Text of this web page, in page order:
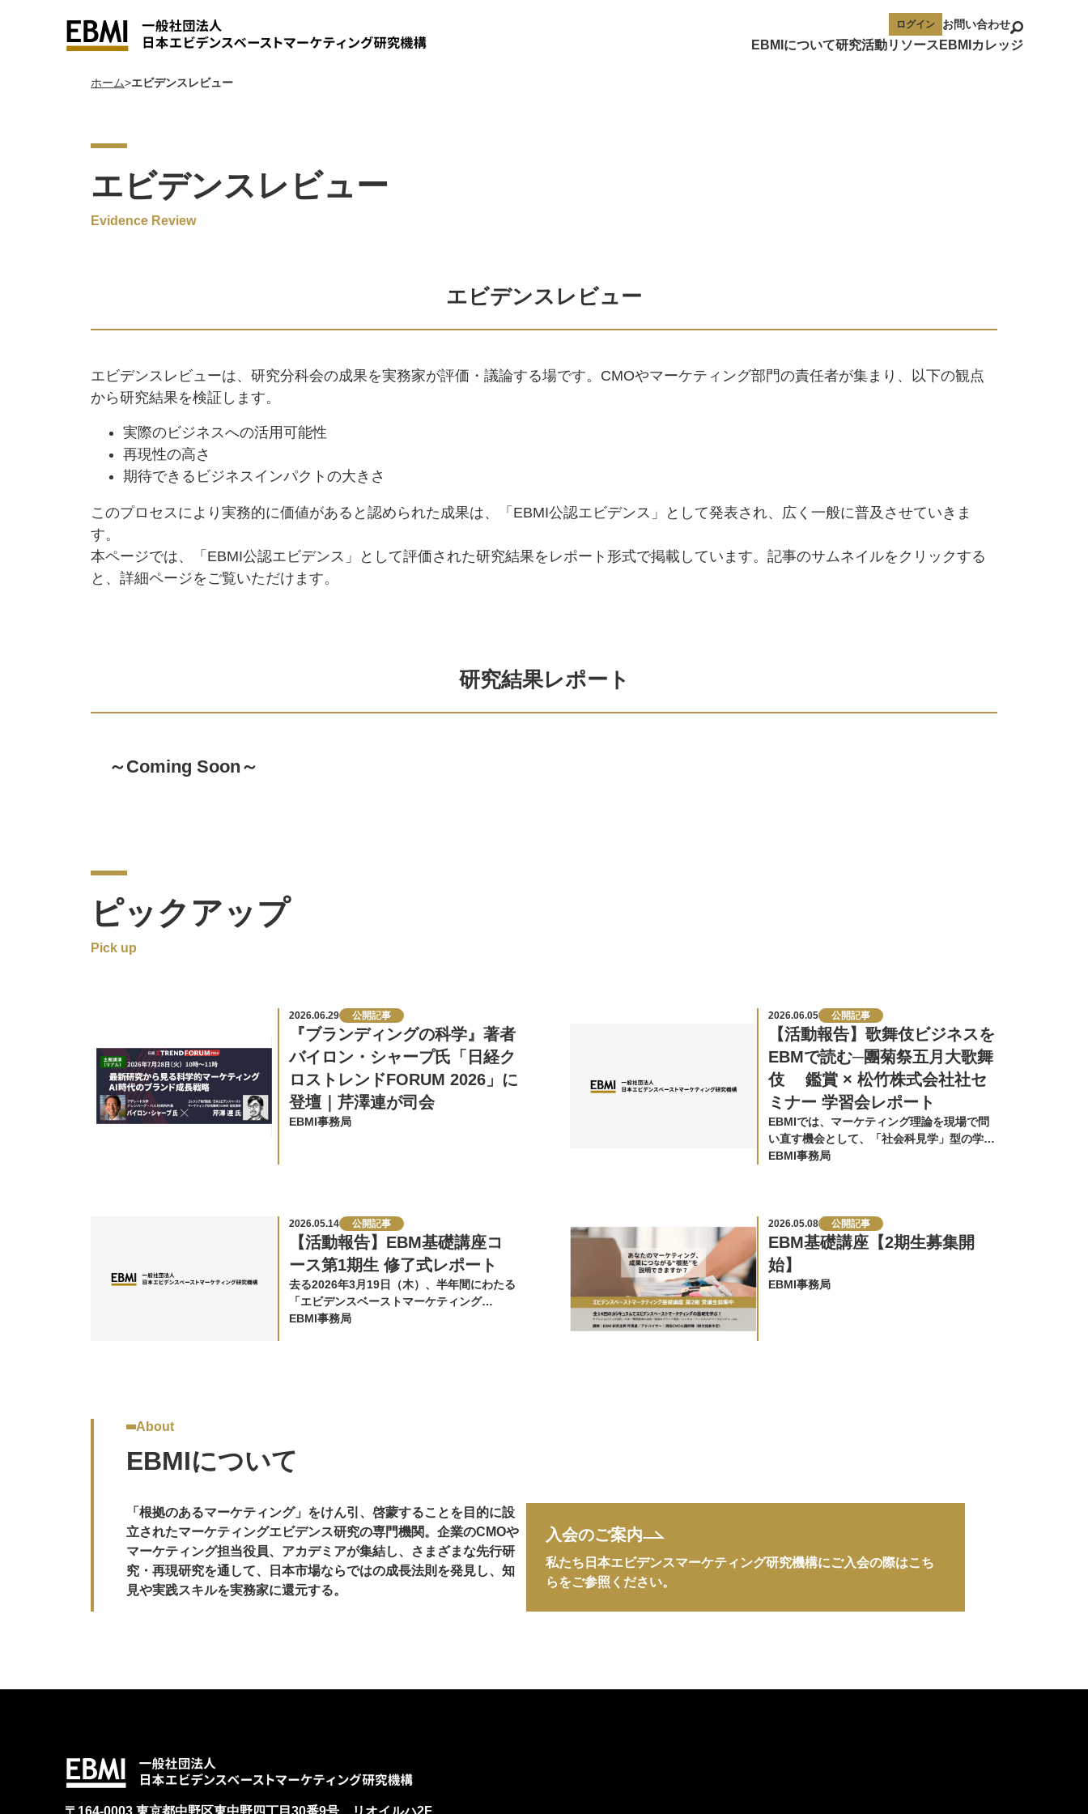
EBMIについて研究活動リソース EBMIカレッジ
ログイン お問い合わせ
ホーム エビデンスレビュー
エビデンスレビュー
エビデンスレビュー
エビデンスレビューは、研究分科会の成果を実務家が評価・議論する場です。CMOやマーケティング部門の責任者が集まり、以下の観点
から研究結果を検証します。
実際のビジネスへの活用可能性
再現性の高さ
期待できるビジネスインパクトの大きさ
このプロセスにより実務的に価値があると認められた成果は、「EBMI公認エビデンス」として発表され、広く一般に普及させていきま
す。
本ページでは、「EBMI公認エビデンス」として評価された研究結果をレポート形式で掲載しています。記事のサムネイルをクリックする
と、詳細ページをご覧いただけます。
研究結果レポート
～Coming Soon～
ピックアップ
2026.06.29 公開記事
『ブランディングの科学』著者
バイロン・シャープ氏「日経ク
ロストレンドFORUM 2026」に
登壇｜芹澤連が司会
EBMI事務局
2026.06.05 公開記事
【活動報告】歌舞伎ビジネスを
EBMで読む─團菊祭五月大歌舞
伎 鑑賞 × 松竹株式会社社セ
ミナー 学習会レポート
EBMIでは、マーケティング理論を現場で問
い直す機会として、「社会科見学」型の学習
会を不定期に開催しています。…
EBMI事務局
2026.05.14 公開記事
【活動報告】EBM基礎講座コ
ース第1期生 修了式レポート
去る2026年3月19日（木）、半年間にわたる
「エビデンスベーストマーケティング
（EBM）基礎講座コース」の全…
EBMI事務局
2026.05.08 公開記事
EBM基礎講座【2期生募集開
始】
EBMI事務局
About
EBMIについて
「根拠のあるマーケティング」をけん引、啓蒙することを目的に設
立されたマーケティングエビデンス研究の専門機関。企業のCMOや
マーケティング担当役員、アカデミアが集結し、さまざまな先行研
究・再現研究を通して、日本市場ならではの成長法則を発見し、知
見や実践スキルを実務家に還元する。
入会のご案内
私たち日本エビデンスマーケティング研究機構にご入会の際はこち
らをご参照ください。
〒164-0003 東京都中野区東中野四丁目30番9号 リオイルハ2F